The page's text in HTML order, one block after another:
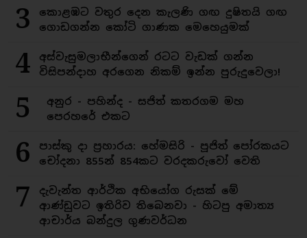
3
කොළඹට වතුර දෙන කැලණි ගඟ දුෂිතයි ගඟ
ගොඩගන්න කෝටි ගාණක මෙහෙයුමක්
4
අස්වැසුමලාභීන්ගෙන් රටට වැඩක් ගන්න
විසිපන්දාහ අරගෙන නිකම් ඉන්න පුරුදුවෙලා!
5
අනුර - පහින්ද - සජිත් කතරගම මහ
පෙරහරේ එකට
6
පාස්කු දා ප්‍රහාරය: හේමසිරි - පූජිත් පෝරකයට
චෝදනා 855න් 854කට වරදකරුවෝ වෙති
7
දැවැන්ත ආර්ථික අභියෝග රුසක් මේ
ආණ්ඩුවට ඉතිරිව තිබෙනවා - හිටපු අමාත්‍ය
ආචාර්ය බන්දුල ගුණවර්ධන